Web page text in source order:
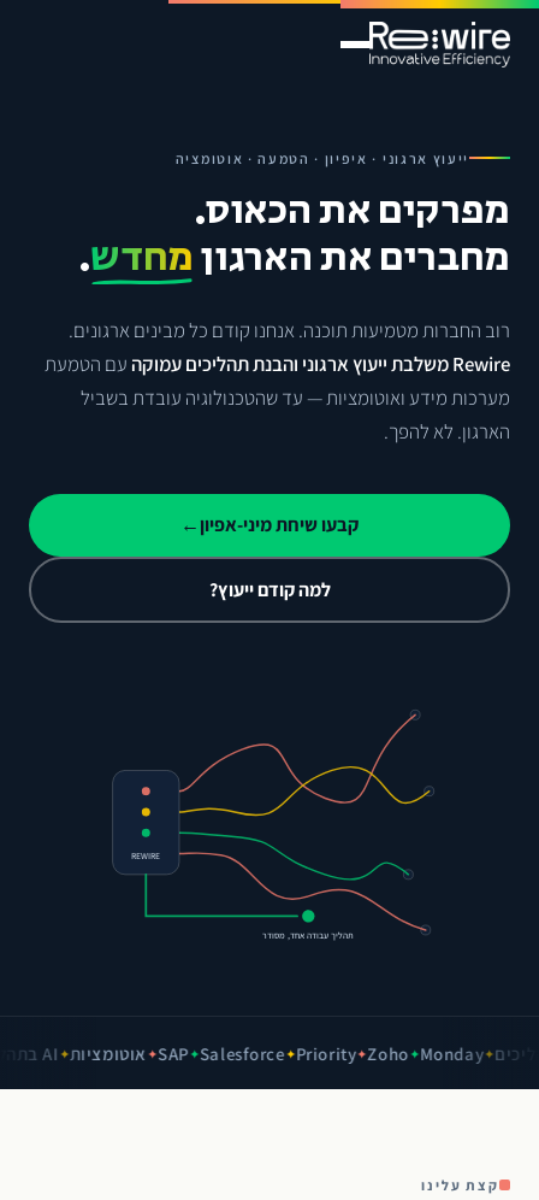
ייעוץ ארגוני · איפיון · הטמעה · אוטומציה
מפרקים את הכאוס.
מחברים את הארגוןמחדש.
רוב החברות מטמיעות תוכנה. אנחנו קודם כל מבינים ארגונים.
Rewire משלבת ייעוץ ארגוני והבנת תהליכים עמוקה
עם הטמעת
מערכות מידע ואוטומציות — עד שהטכנולוגיה עובדת בשביל
הארגון. לא להפך.
קבעו שיחת מיני-אפיון←
למה קודם ייעוץ?
REWIRE
תהליך עבודה אחד, מסודר
✦
Monday
✦
Zoho
✦
Priority
✦
Salesforce
✦
SAP
✦אוטומציות✦AI בתהליכי עבודה
קצת עלינו